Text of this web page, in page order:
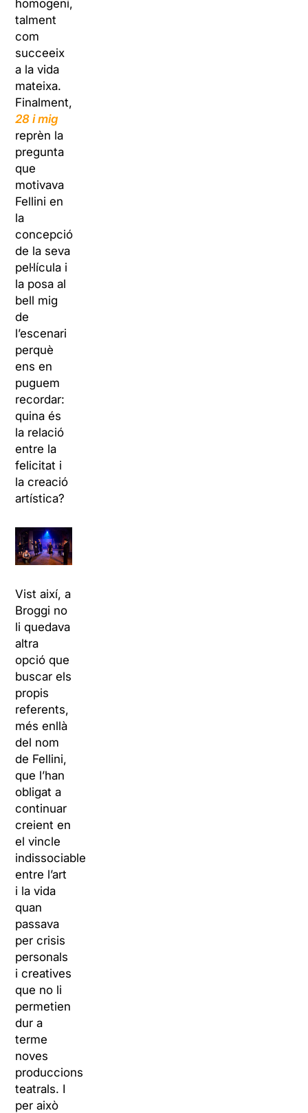
homogeni,
talment
com
succeeix
a la vida
mateixa.
Finalment,
28 i mig
reprèn la
pregunta
que
motivava
Fellini en
la
concepció
de la seva
pel·lícula i
la posa al
bell mig
de
l’escenari
perquè
ens en
puguem
recordar:
quina és
la relació
entre la
felicitat i
la creació
artística?
Vist així, a
Broggi no
li quedava
altra
opció que
buscar els
propis
referents,
més enllà
del nom
de Fellini,
que l’han
obligat a
continuar
creient en
el vincle
indissociable
entre l’art
i la vida
quan
passava
per crisis
personals
i creatives
que no li
permetien
dur a
terme
noves
produccions
teatrals. I
per això